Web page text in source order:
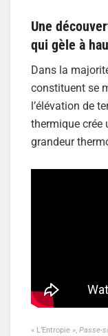
Une
qui gèle à
Dans la
constituent se
l’élévation de
thermique crée
grandeur
« L’Entropie », Passe-